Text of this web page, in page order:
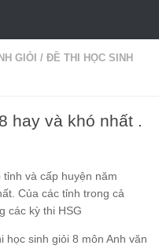
GIỎI / ĐỀ THI HỌC SINH
hay và khó nhất .
và cấp huyện năm
Của các tỉnh trong cả
các kỳ thi HSG
học sinh giỏi 8 môn Anh văn